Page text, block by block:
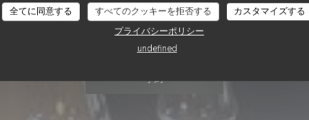
全てに同意する すべてのクッキーを拒否する
カスタマイズする
プライバシーポリシー
undefinedLe
予約